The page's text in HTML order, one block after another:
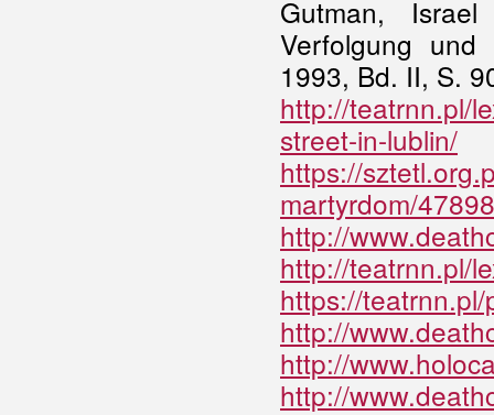
Gutman,
Verfolgung und
1993, Bd. II, S.
http://teatrnn.pl/
street-in-lublin/
https://
martyrdom/
http://
http://teatrnn.pl/
https://
http://
http://
http://